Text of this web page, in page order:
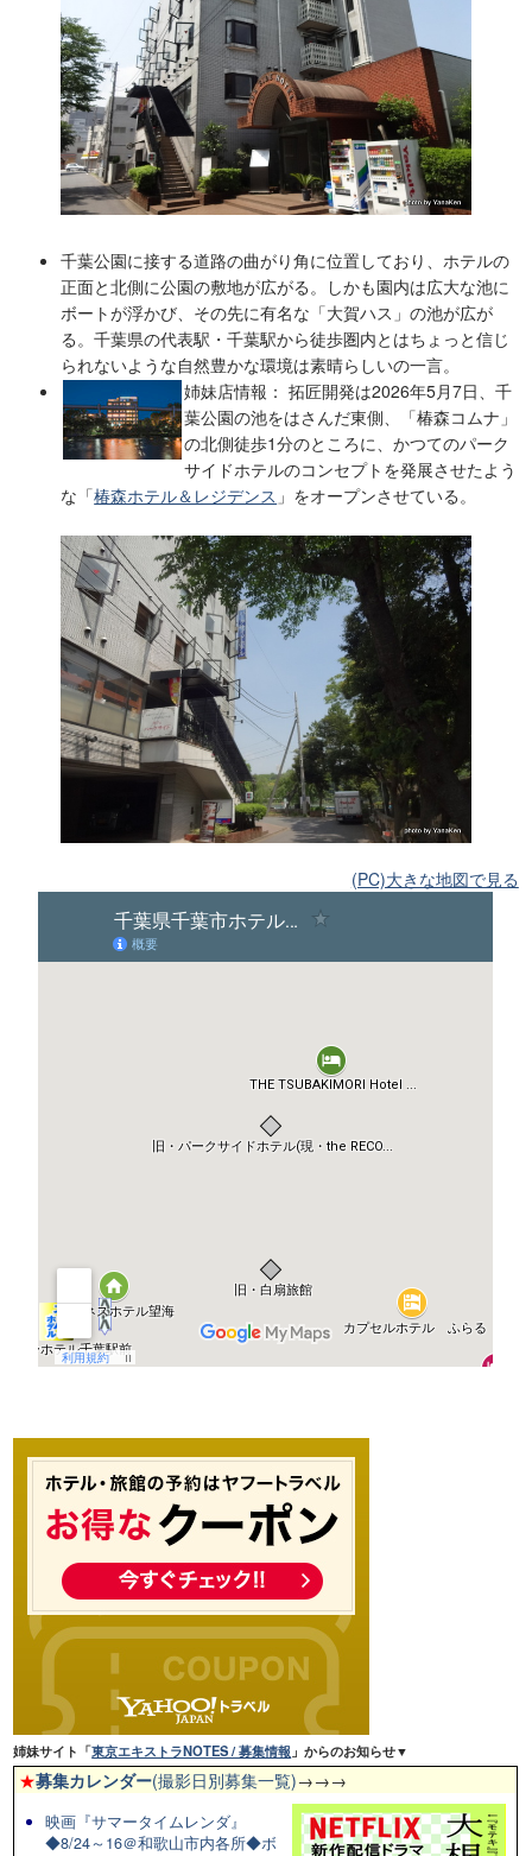
千葉公園に接する道路の曲がり角に位置しており、ホテルの
正面と北側に公園の敷地が広がる。しかも園内は広大な池に
ボートが浮かび、その先に有名な「大賀ハス」の池が広が
る。千葉県の代表駅・千葉駅から徒歩圏内とはちょっと信じ
られないような自然豊かな環境は素晴らしいの一言。
姉妹店情報：拓匠開発は2026年5月7日、千
葉公園の池をはさんだ東側、「椿森コムナ」
の北側徒歩1分のところに、かつてのパーク
サイドホテルのコンセプトを発展させたよう
な「椿森ホテル＆レジデンス 」をオープンさせている。
(PC)大きな地図で見る
姉妹サイト「東京エキストラNOTES / 募集情報 」からのお知らせ▼
★募集カレンダー(撮影日別募集一覧)→→→
映画『サマータイムレンダ』
◆8/24～16＠和歌山市内各所◆ボ